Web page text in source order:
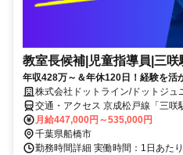
教室長候補|児童指導員|三
年収428万～＆年休120日！経験を活
株式会社ドットライン/ドットジ
前
交通・アクセス 京成松戸線「三
駅」徒歩12分
月給447,000円～535,000円
千葉県船橋市
勤務時間詳細 実働時間：1日あた